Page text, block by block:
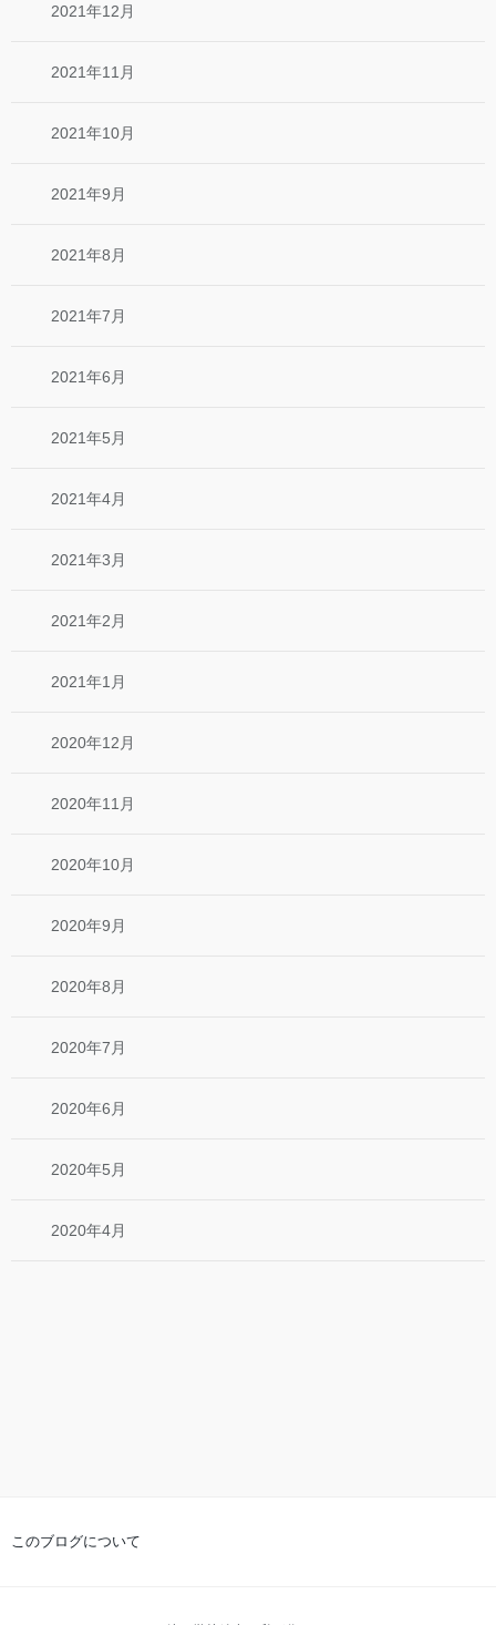
2021年12月
2021年11月
2021年10月
2021年9月
2021年8月
2021年7月
2021年6月
2021年5月
2021年4月
2021年3月
2021年2月
2021年1月
2020年12月
2020年11月
2020年10月
2020年9月
2020年8月
2020年7月
2020年6月
2020年5月
2020年4月
このブログについて